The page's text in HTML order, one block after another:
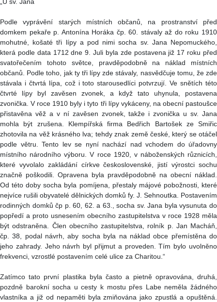
Podle vyprávění starých místních občanů, na prostranství před
domkem pekaře p. Antonína Horáka čp. 60. stávaly až do roku 1910
mohutné, košaté tři lípy a pod nimi socha sv. Jana Nepomuckého,
která podle data 1712 dne 9. Juli byla zde postavena již 17 roku před
svatořečením tohoto světce, pravděpodobně na náklad místních
občanů. Podle toho, jak ty tři lípy zde stávaly, nasvědčuje tomu, že zde
stávala i čtvrtá lípa, což i toto starousedlíci potvrzují. Ve snětích této
čtvrté lípy byl zavěsen zvonek, a když tato uhynula, postavena
zvonička. V roce 1910 byly i tyto tři lípy vykáceny, na obecní pastoušce
přistavěna věž a v ní zavěsen zvonek, takže i zvonička u sv. Jana
mohla být zrušena. Klempířská firma Bedřich Bartošek ze Smiřic
zhotovila na věž krásného lva; tehdy znak země české, který se otáčel
podle větru. Tento lev se nyní nachází nad vchodem do úřadovny
místního národního výboru. V roce 1920, v náboženských různicích,
které vyvolalo zakládání církve československé, jistí výrostci sochu
značně poškodili. Opravena byla pravděpodobně na obecní náklad.
Od této doby socha byla pomíjena, přestaly májové pobožnosti, které
nejvíce rušili obyvatelé dělnických domků fy. J. Sehnoutka. Postavením
rodinných domků čp p. 60, 62. a 63., socha sv. Jana byla vysunuta do
popředí a proto usnesením obecního zastupitelstva v roce 1928 měla
být odstraněna. Člen obecního zastupitelstva, rolník p. Jan Macháň,
čp. 38, podal návrh, aby socha byla na náklad obce přemístěna do
jeho zahrady. Jeho návrh byl přijmut a proveden. Tím bylo uvolněno
frekvenci, vzrostlé postavením celé ulice za Charitou.“
Zatímco tato první plastika byla často a pietně opravována, druhá,
pozdně barokní socha u cesty k mostu přes Labe neměla žádného
vlastníka a již od nepaměti byla zmiňována jako zpustlá a opuštěná.